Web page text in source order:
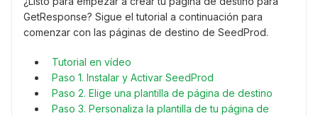
GetResponse? Sigue el tutorial a continuación para
comenzar con las páginas de destino de SeedProd.
Tutorial en vídeo
Paso 1. Instalar y Activar SeedProd
Paso 2. Elige una plantilla de página de destino
Paso 3. Personaliza la plantilla de tu página de